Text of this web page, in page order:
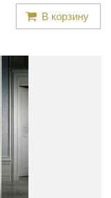
В корзину